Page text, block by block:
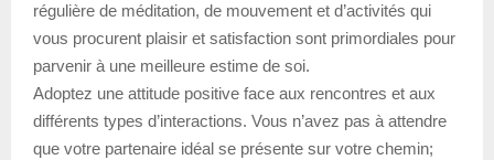
régulière de méditation, de mouvement et d’activités qui
vous procurent plaisir et satisfaction sont primordiales pour
parvenir à une meilleure estime de soi.
Adoptez une attitude positive face aux rencontres et aux
différents types d’interactions. Vous n’avez pas à attendre
que votre partenaire idéal se présente sur votre chemin;